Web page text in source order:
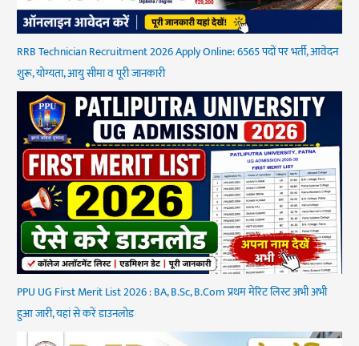
RRB Technician Recruitment 2026 Apply Online: 6565 पदों पर भर्ती, आवेदन
शुरू, योग्यता, आयु सीमा व पूरी जानकारी
PPU UG First Merit List 2026 : BA, B.Sc, B.Com प्रथम मेरिट लिस्ट अभी अभी
हुआ जारी, यहां से करें डाउनलोड